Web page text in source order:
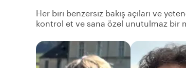
Her biri benzersiz bakış açıları ve
kontrol et ve sana özel unutulmaz bir